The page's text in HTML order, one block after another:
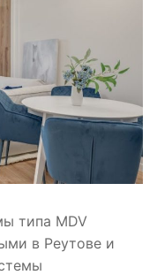
типа MDV
в Реутове и